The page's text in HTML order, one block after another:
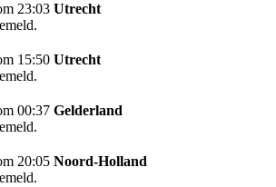
23:03 Utrecht
15:50 Utrecht
00:37 Gelderland
20:05 Noord-Holland